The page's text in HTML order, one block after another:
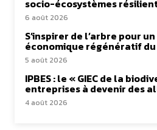
socio-écosystèmes
6 août 2026
S’inspirer de l’arbre pour
économique régénératif
5 août 2026
IPBES : le « GIEC de la
entreprises à devenir des
4 août 2026